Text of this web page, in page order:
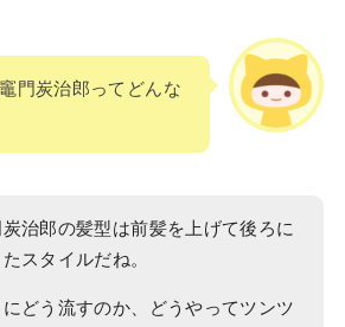
門炭治郎ってどんな
炭治郎の髪型は前髪を上げて後ろに
スタイルだね。
どう流すのか、どうやってツンツ